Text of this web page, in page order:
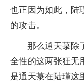
也正因为如此，陆
的攻击。
那么通天菉除
全性的这两张狂无
是通天菉在陆瑾这